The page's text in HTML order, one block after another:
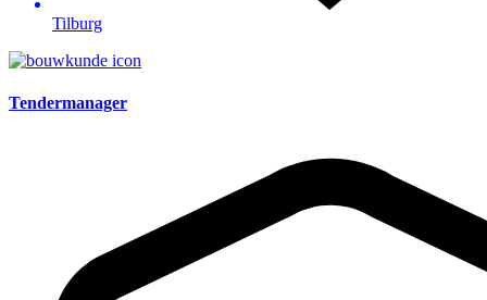
Tilburg
Tendermanager